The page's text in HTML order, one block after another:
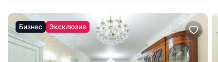
Бизнес Эксклюзив